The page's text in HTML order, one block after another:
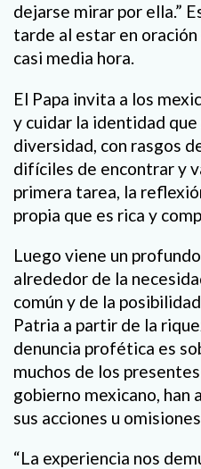
dejarse mirar por ella.”
tarde al estar en
casi media hora.
El Papa invita a los
y cuidar la identidad
diversidad, con rasgos
difíciles de encontrar y
primera tarea, la
propia que es rica y
Luego viene un
alrededor de la
común y de la
Patria a partir de la
denuncia profética es
muchos de los
gobierno mexicano, han
sus acciones u
“La experiencia nos